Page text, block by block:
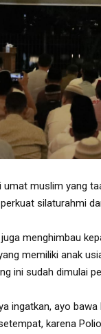
umat muslim yang
silaturahmi
menghimbau
memiliki anak
ini sudah dimulai
ingatkan, ayo
karena